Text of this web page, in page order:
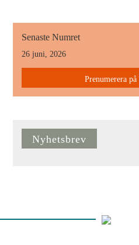
Senaste Numret
26 juni, 2026
Prenumerera
Nyhetsbrev